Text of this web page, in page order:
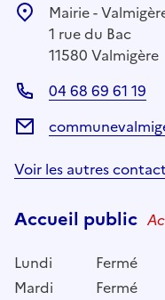
Mairie -
1 rue du Bac
11580 Valmigère
04 68 69 61 19
Voir les autres
Accueil public
Lundi
Fermé
Mardi
Fermé